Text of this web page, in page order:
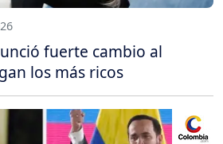
fuerte cambio al
los más ricos